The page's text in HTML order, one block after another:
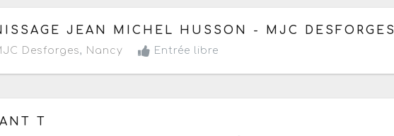
22 novembre 2024 à partir de 18h30
JEAN MICHEL HUSSON - MJC DESFORGES
Desforges, Nancy Entrée libre
16 au dimanche 17 novembre 2024
T